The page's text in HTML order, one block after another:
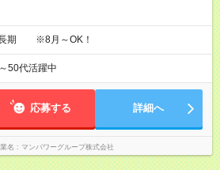
長期 ※8月～OK！
50代活躍中
応募する 詳細へ
名 マンパワーグループ株式会社